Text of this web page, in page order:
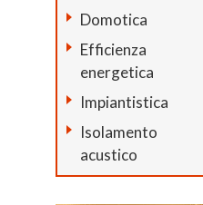
Domotica
Efficienza
energetica
Impiantistica
Isolamento
acustico